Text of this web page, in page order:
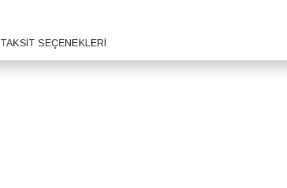
TAKSIT SEÇENEKLERI